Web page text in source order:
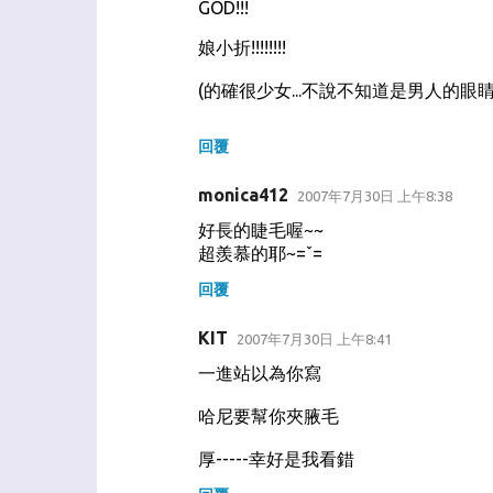
GOD!!!
娘小折!!!!!!!!
(的確很少女...不說不知道是男人的眼
回覆
monica412 2007年7月30日 上午8:38
好長的睫毛喔~~
超羨慕的耶~=ˇ=
回覆
KIT 2007年7月30日 上午8:41
一進站以為你寫
哈尼要幫你夾腋毛
厚-----幸好是我看錯